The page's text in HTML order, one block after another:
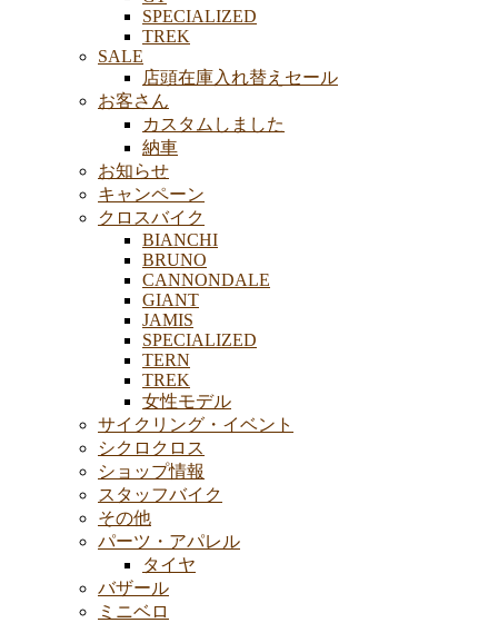
SPECIALIZED
TREK
SALE
店頭在庫入れ替えセール
お客さん
カスタムしました
納車
お知らせ
キャンペーン
クロスバイク
BIANCHI
BRUNO
CANNONDALE
GIANT
JAMIS
SPECIALIZED
TERN
TREK
女性モデル
サイクリング・イベント
シクロクロス
ショップ情報
スタッフバイク
その他
パーツ・アパレル
タイヤ
バザール
ミニベロ